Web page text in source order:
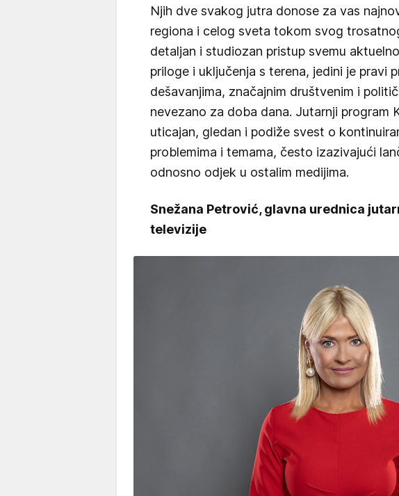
Njih dve svakog jutra donose za vas
regiona i celog sveta tokom svog
detaljan i studiozan pristup svemu
priloge i uključenja s terena, jedini je pravi
dešavanjima, značajnim društvenim i
nevezano za doba dana. Jutarnji program
uticajan, gledan i podiže svest o
problemima i temama, često izazivajući
odnosno odjek u ostalim medijima.
Snežana Petrović, glavna urednica
televizije